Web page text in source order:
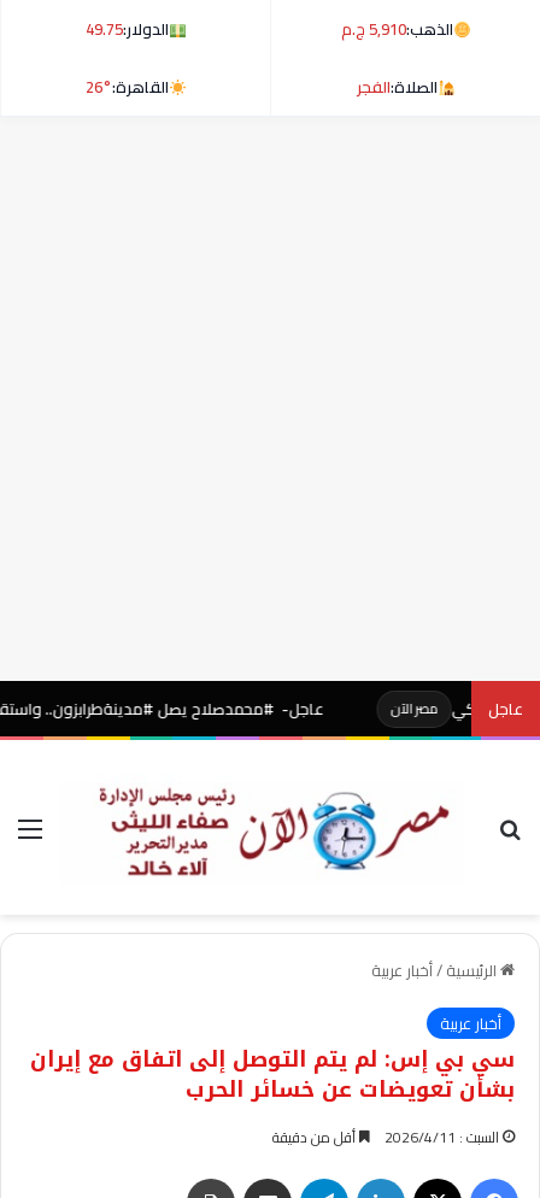
الذهب:5,910 ج.م الدولار:49.75
الصلاة:الفجر القاهرة:26°
عاجلمصر الآن عاجل- #محمدصلاح يصل #مدينةطرابزون.. واستقبال
بحث عن
الرئيسية/أخبار عربية
أخبار عربية
سي بي إس: لم يتم التوصل إلى اتفاق مع إيران
بشأن تعويضات عن خسائر الحرب
السبت : 2026/4/11 أقل من دقيقة
فيسبوك لينكدإن تيلقرام مشاركة عبر البريد